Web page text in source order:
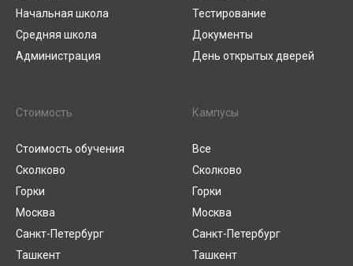
Начальная школа
Средняя школа
Администрация
Тестирование
Документы
День открытых дверей
Стоимость
Стоимость обучения
Сколково
Горки
Москва
Санкт-Петербург
Ташкент
Кампусы
Все
Сколково
Горки
Москва
Санкт-Петербург
Ташкент